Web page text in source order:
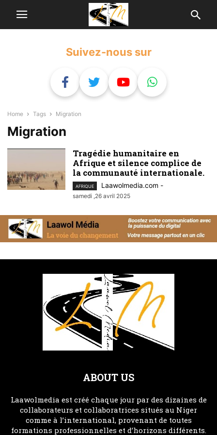
Suivez-nous sur
Home Tags Migration
Migration
Tragédie humanitaire en
Afrique et silence complice de
la communauté internationale.
AFRIQUE Laawolmedia.com -
samedi ,26 avril 2025
ABOUT US
Laawolmedia est créé chaque jour par des dizaines de
collaborateurs et collaboratrices situés au Niger
comme à l’international, provenant de toutes
formations professionnelles et d’horizons différents.